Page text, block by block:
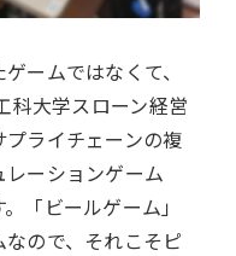
ームではなくて、
科大学スローン経営
ライチェーンの複
ーションゲーム
「ビールゲーム」
ので、それこそピ